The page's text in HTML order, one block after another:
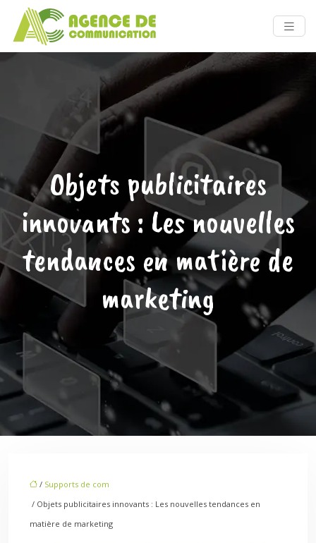
Objets publicitaires
innovants : Les nouvelles
tendances en matière de
marketing
/ Supports de com
/ Objets publicitaires innovants : Les nouvelles tendances en
matière de marketing